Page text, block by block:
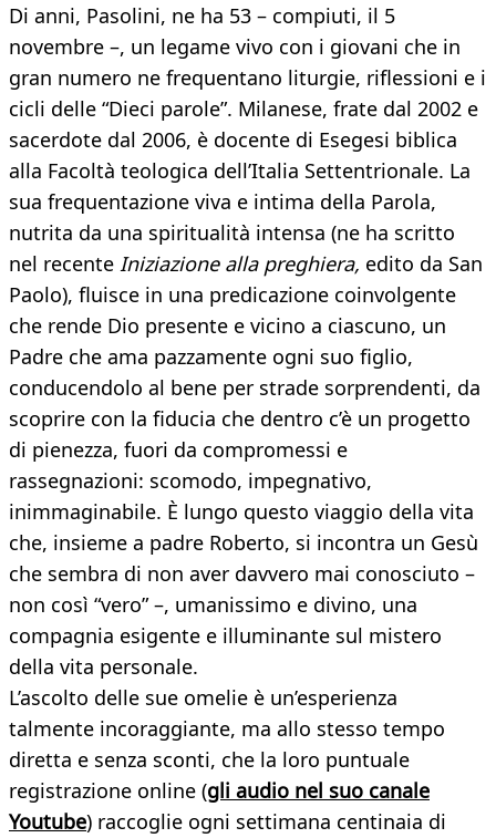
Di anni, Pasolini, ne ha 53 – compiuti, il 5
novembre –, un legame vivo con i giovani che in
gran numero ne frequentano liturgie, riflessioni e i
cicli delle “Dieci parole”. Milanese, frate dal 2002 e
sacerdote dal 2006, è docente di Esegesi biblica
alla Facoltà teologica dell’Italia Settentrionale. La
sua frequentazione viva e intima della Parola,
nutrita da una spiritualità intensa (ne ha scritto
nel recente Iniziazione alla preghiera, edito da San
Paolo), fluisce in una predicazione coinvolgente
che rende Dio presente e vicino a ciascuno, un
Padre che ama pazzamente ogni suo figlio,
conducendolo al bene per strade sorprendenti, da
scoprire con la fiducia che dentro c’è un progetto
di pienezza, fuori da compromessi e
rassegnazioni: scomodo, impegnativo,
inimmaginabile. È lungo questo viaggio della vita
che, insieme a padre Roberto, si incontra un Gesù
che sembra di non aver davvero mai conosciuto –
non così “vero” –, umanissimo e divino, una
compagnia esigente e illuminante sul mistero
della vita personale.
L’ascolto delle sue omelie è un’esperienza
talmente incoraggiante, ma allo stesso tempo
diretta e senza sconti, che la loro puntuale
registrazione online (gli audio nel suo canale
Youtube) raccoglie ogni settimana centinaia di